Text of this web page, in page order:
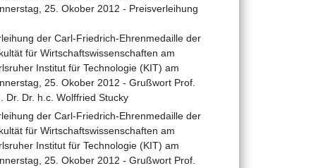
25. Okober 2012 - Preisverleihung
der Carl-Friedrich-Ehrenmedaille der
für Wirtschaftswissenschaften am
Institut für Technologie (KIT) am
25. Okober 2012 - Grußwort Prof.
Dr. Dr. h.c. Wolffried Stucky
der Carl-Friedrich-Ehrenmedaille der
für Wirtschaftswissenschaften am
Institut für Technologie (KIT) am
25. Okober 2012 - Grußwort Prof.